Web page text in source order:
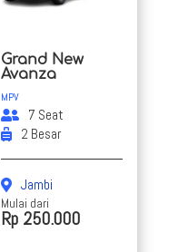
Grand New
Avanza
MPV
7 Seat
2 Besar
Jambi
Mulai dari
Rp 250.000